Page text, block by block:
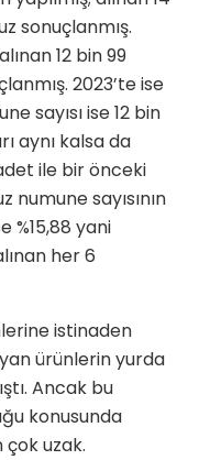
sonuçlanmış.
12 bin 99
2023’te ise
sayısı ise 12 bin
aynı kalsa da
ile bir önceki
numune sayısının
%15,88 yani
her 6
istinaden
ürünlerin yurda
Ancak bu
konusunda
uzak.